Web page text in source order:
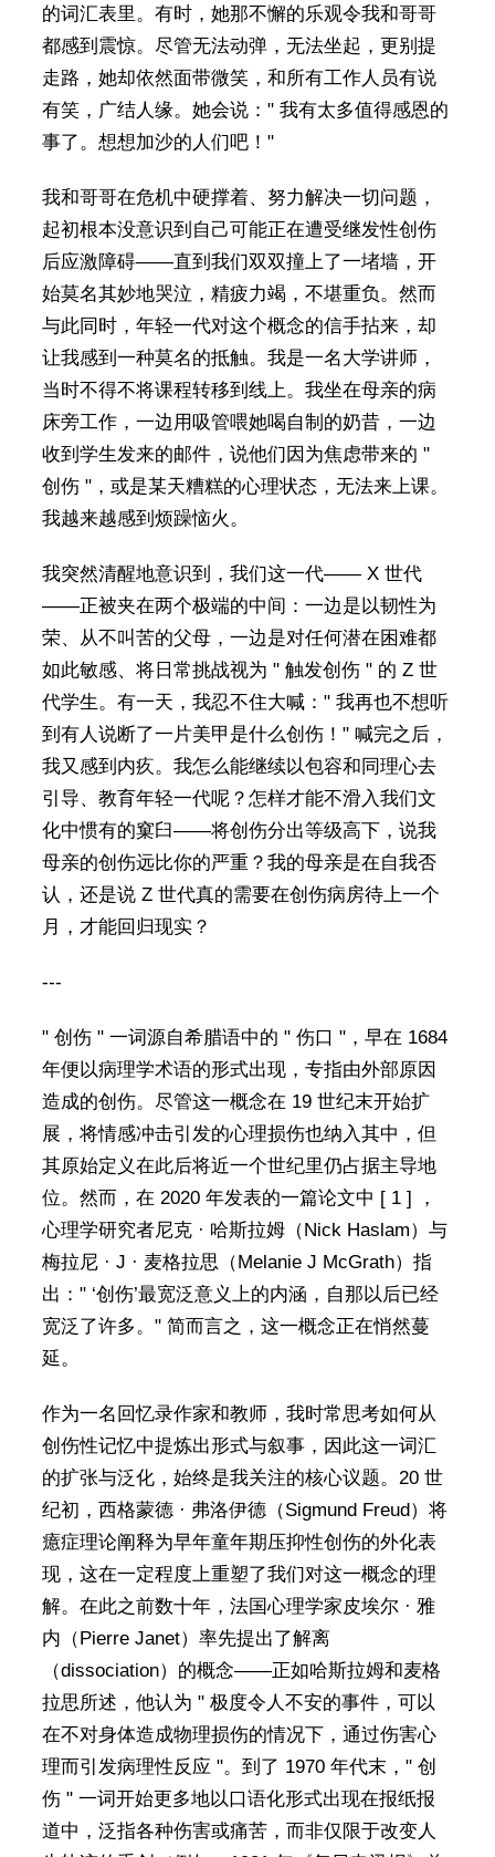
的词汇表里。有时，她那不懈的乐观令我和哥哥
都感到震惊。尽管无法动弹，无法坐起，更别提
走路，她却依然面带微笑，和所有工作人员有说
有笑，广结人缘。她会说：" 我有太多值得感恩的
事了。想想加沙的人们吧！"
我和哥哥在危机中硬撑着、努力解决一切问题，
起初根本没意识到自己可能正在遭受继发性创伤
后应激障碍——直到我们双双撞上了一堵墙，开
始莫名其妙地哭泣，精疲力竭，不堪重负。然而
与此同时，年轻一代对这个概念的信手拈来，却
让我感到一种莫名的抵触。我是一名大学讲师，
当时不得不将课程转移到线上。我坐在母亲的病
床旁工作，一边用吸管喂她喝自制的奶昔，一边
收到学生发来的邮件，说他们因为焦虑带来的 "
创伤 "，或是某天糟糕的心理状态，无法来上课。
我越来越感到烦躁恼火。
我突然清醒地意识到，我们这一代—— X 世代
——正被夹在两个极端的中间：一边是以韧性为
荣、从不叫苦的父母，一边是对任何潜在困难都
如此敏感、将日常挑战视为 " 触发创伤 " 的 Z 世
代学生。有一天，我忍不住大喊：" 我再也不想听
到有人说断了一片美甲是什么创伤！" 喊完之后，
我又感到内疚。我怎么能继续以包容和同理心去
引导、教育年轻一代呢？怎样才能不滑入我们文
化中惯有的窠臼——将创伤分出等级高下，说我
母亲的创伤远比你的严重？我的母亲是在自我否
认，还是说 Z 世代真的需要在创伤病房待上一个
月，才能回归现实？
---
" 创伤 " 一词源自希腊语中的 " 伤口 "，早在 1684
年便以病理学术语的形式出现，专指由外部原因
造成的创伤。尽管这一概念在 19 世纪末开始扩
展，将情感冲击引发的心理损伤也纳入其中，但
其原始定义在此后将近一个世纪里仍占据主导地
位。然而，在 2020 年发表的一篇论文中 [ 1 ] ，
心理学研究者尼克 · 哈斯拉姆（Nick Haslam）与
梅拉尼 · J · 麦格拉思（Melanie J McGrath）指
出：" ‘创伤’最宽泛意义上的内涵，自那以后已经
宽泛了许多。" 简而言之，这一概念正在悄然蔓
延。
作为一名回忆录作家和教师，我时常思考如何从
创伤性记忆中提炼出形式与叙事，因此这一词汇
的扩张与泛化，始终是我关注的核心议题。20 世
纪初，西格蒙德 · 弗洛伊德（Sigmund Freud）将
癔症理论阐释为早年童年期压抑性创伤的外化表
现，这在一定程度上重塑了我们对这一概念的理
解。在此之前数十年，法国心理学家皮埃尔 · 雅
内（Pierre Janet）率先提出了解离
（dissociation）的概念——正如哈斯拉姆和麦格
拉思所述，他认为 " 极度令人不安的事件，可以
在不对身体造成物理损伤的情况下，通过伤害心
理而引发病理性反应 "。到了 1970 年代末，" 创
伤 " 一词开始更多地以口语化形式出现在报纸报
道中，泛指各种伤害或痛苦，而非仅限于改变人